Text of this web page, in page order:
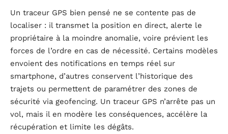
Un traceur GPS bien pensé ne se contente pas de
localiser : il transmet la position en direct, alerte le
propriétaire à la moindre anomalie, voire prévient les
forces de l’ordre en cas de nécessité. Certains modèles
envoient des notifications en temps réel sur
smartphone, d’autres conservent l’historique des
trajets ou permettent de paramétrer des zones de
sécurité via geofencing. Un traceur GPS n’arrête pas un
vol, mais il en modère les conséquences, accélère la
récupération et limite les dégâts.